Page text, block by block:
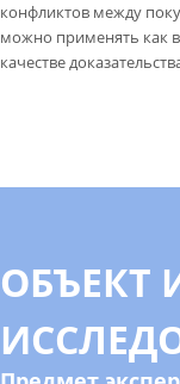
конфликтов между
можно применять как в
качестве
ОБЪЕКТ